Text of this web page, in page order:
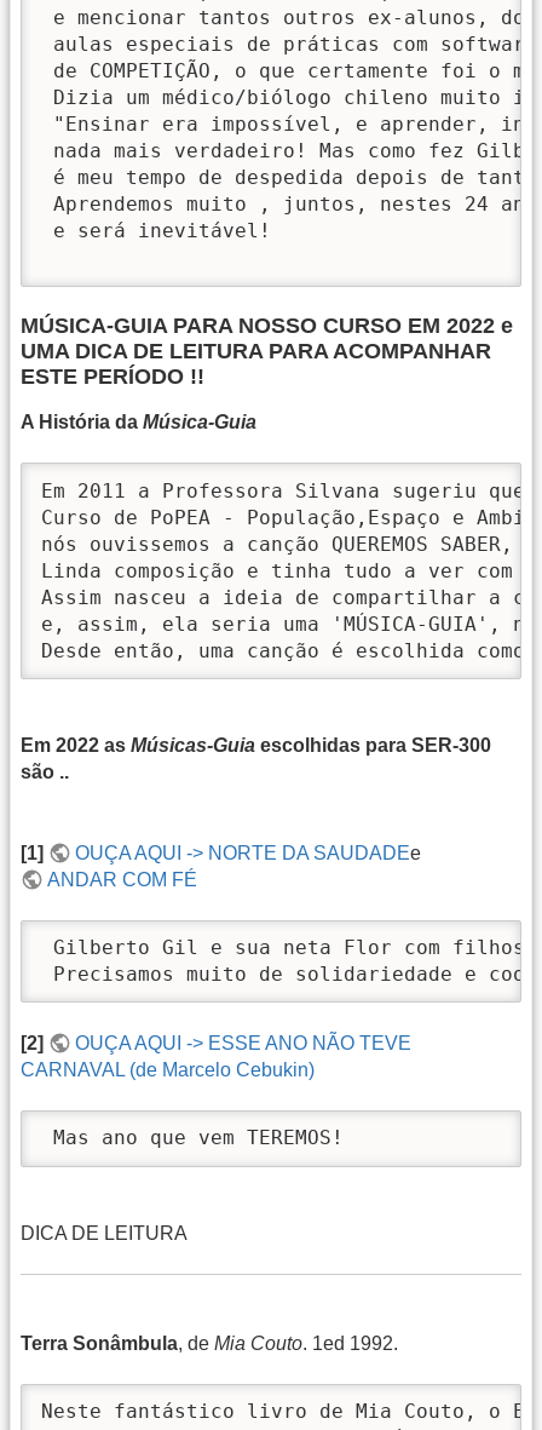
e mencionar tantos outros ex-alunos,
aulas especiais de práticas com softwares,
de COMPETIÇÃO, o que certamente foi o
Dizia um médico/biólogo chileno muito
"Ensinar era impossível, e aprender,
nada mais verdadeiro! Mas como fez
é meu tempo de despedida depois de
Aprendemos muito , juntos, nestes 24
e será inevitável!
MÚSICA-GUIA PARA NOSSO CURSO EM 2022 e
UMA DICA DE LEITURA PARA ACOMPANHAR
ESTE PERÍODO !!
A História da Música-Guia
Em 2011 a Professora Silvana sugeriu que
Curso de PoPEA - População,Espaço e
nós ouvissemos a canção QUEREMOS
Linda composição e tinha tudo a ver com
Assim nasceu a ideia de compartilhar a
e, assim, ela seria uma 'MÚSICA-GUIA',
Desde então, uma canção é escolhida
Em 2022 as Músicas-Guia escolhidas para SER-300
são ..
[1] OUÇA AQUI -> NORTE DA SAUDADEe
ANDAR COM FÉ
Gilberto Gil e sua neta Flor com filhos,
Precisamos muito de solidariedade e
[2]
OUÇA AQUI -> ESSE ANO NÃO TEVE
CARNAVAL (de Marcelo Cebukin)
Mas ano que vem TEREMOS!
DICA DE LEITURA
Terra Sonâmbula, de Mia Couto. 1ed 1992.
Neste fantástico livro de Mia Couto, o